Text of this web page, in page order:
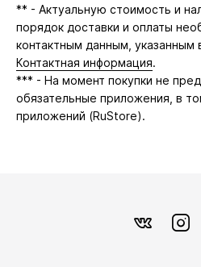
** - Актуальную стоимость и
порядок доставки и оплаты
контактным данным, указанным
Контактная информация.
*** - На момент покупки не
обязательные приложения, в
приложений (RuStore).